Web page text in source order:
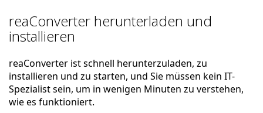
reaConverter herunterladen und
installieren
reaConverter ist schnell herunterzuladen, zu
installieren und zu starten, und Sie müssen kein IT-
Spezialist sein, um in wenigen Minuten zu verstehen,
wie es funktioniert.